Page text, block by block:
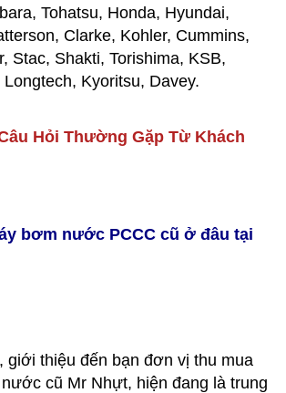
Tohatsu, Honda, Hyundai,
Clarke, Kohler, Cummins,
Stac, Shakti, Torishima, KSB,
Longtech, Kyoritsu, Davey.
Hỏi Thường Gặp Từ Khách
bơm nước PCCC cũ ở đâu tại
giới thiệu đến bạn đơn vị thu mua
cũ Mr Nhựt, hiện đang là trung